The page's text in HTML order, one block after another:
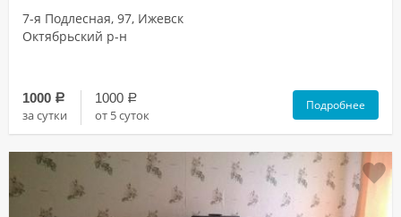
7-я Подлесная, 97, Ижевск
Октябрьский р-н
1000 a
за сутки
1000 a
от 5 суток
Подробнее